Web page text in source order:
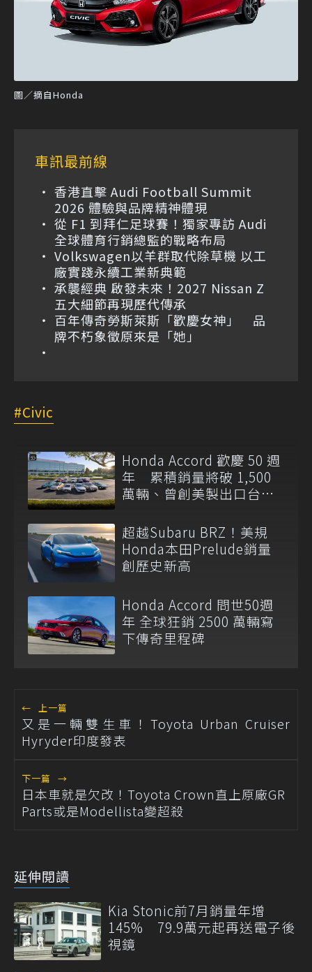
圖／摘自Honda
車訊最前線
香港直擊 Audi Football Summit
2026 體驗與品牌精神體現
從 F1 到拜仁足球賽！獨家專訪 Audi
全球體育行銷總監的戰略布局
Volkswagen以羊群取代除草機 以工
廠實踐永續工業新典範
承襲經典 啟發未來！2027 Nissan Z
五大細節再現歷代傳承
百年傳奇勞斯萊斯「歡慶女神」 品
牌不朽象徵原來是「她」
Civic
Honda Accord 歡慶 50 週
年 累積銷量將破 1,500
萬輛、曾創美製出口台灣
超越Subaru BRZ！美規
Honda本田Prelude銷量
創歷史新高
Honda Accord 問世50週
年 全球狂銷 2500 萬輛寫
下傳奇里程碑
← 上一篇
又是一輛雙生車！Toyota Urban Cruiser
Hyryder印度發表
下一篇 →
日本車就是欠改！Toyota Crown直上原廠GR
Parts或是Modellista變超殺
延伸閱讀
Kia Stonic前7月銷量年增
145% 79.9萬元起再送電子後
視鏡